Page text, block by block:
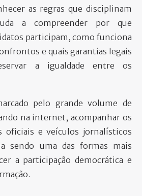
as regras que disciplinam
a compreender por que
participam, como funciona
e quais garantias legais
a igualdade entre os
pelo grande volume de
na internet, acompanhar os
oficiais e veículos jornalísticos
sendo uma das formas mais
a participação democrática e